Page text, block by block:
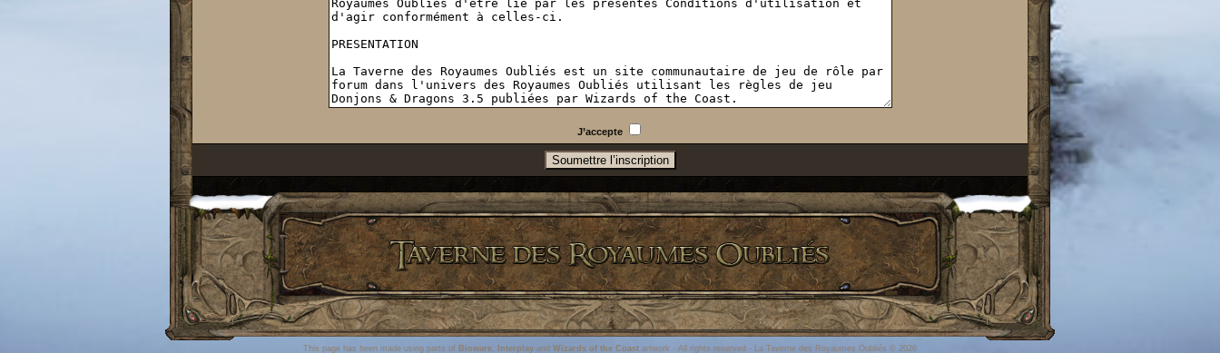
J’accepte
This page has been made using parts of Bioware, Interplay and Wizards of the Coast artwork - All rights reserved - La Taverne des Royaumes Oubliés © 2026